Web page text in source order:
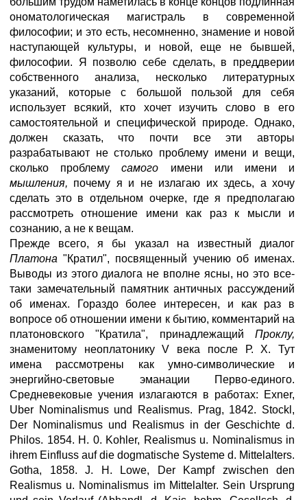
ономатологическая магистраль в современной
философии; и это есть, несомненно, знамение и новой
наступающей культуры, и новой, еще не бывшей,
философии. Я позволю себе сделать, в преддверии
собственного анализа, несколько литературных
указаний, которые с большой пользой для себя
использует всякий, кто хочет изучить слово в его
самостоятельной и специфической природе. Однако,
должен сказать, что почти все эти авторы
разрабатывают не столько проблему имени и вещи,
сколько проблемусамого имени или имени и
мышления, почему я и не излагаю их здесь, а хочу
сделать это в отдельном очерке, где я предполагаю
рассмотреть отношение имени как раз к мысли и
сознанию, а не к вещам.
Прежде всего, я бы указал на известный диалог
Платона"Кратил", посвященный учению об именах.
Выводы из этого диалога не вполне ясны, но это все-
таки замечательный памятник античных рассуждений
об именах. Гораздо более интересен, и как раз в
вопросе об отношении имени к бытию, комментарий на
платоновского "Кратила", принадлежащий Проклу,
знаменитому неоплатонику V века после Р. X. Тут
имена рассмотрены как умно-символические и
энергийно-световые эманации Перво-единого.
Средневековые учения излагаются в работах: Exner,
Uber Nominalismus und Realismus. Prag, 1842. Stockl,
Der Nominalismus und Realismus in der Geschichte d.
Philos. 1854. H. 0. Kohler, Realismus u. Nominalismus in
ihrem Einfluss auf die dogmatische Systeme d. Mittelalters.
Gotha, 1858. J. H. Lowe, Der Kampf zwischen den
Realismus u. Nominalismus im Mittelalter. Sein Ursprung